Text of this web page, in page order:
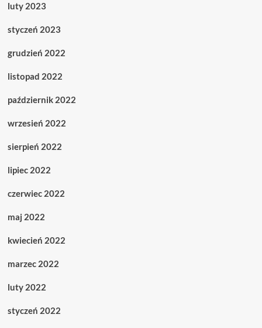
luty 2023
styczeń 2023
grudzień 2022
listopad 2022
październik 2022
wrzesień 2022
sierpień 2022
lipiec 2022
czerwiec 2022
maj 2022
kwiecień 2022
marzec 2022
luty 2022
styczeń 2022